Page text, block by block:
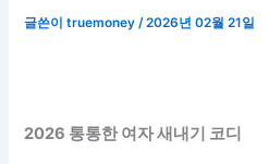
글쓴이truemoney/2026년 02월 21일
2026 통통한 여자 새내기 코디